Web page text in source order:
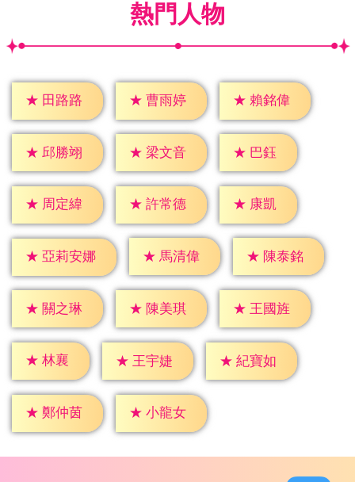
熱門人物
★ 田路路 ★ 曹雨婷 ★ 賴銘偉
★ 邱勝翊 ★ 梁文音 ★ 巴鈺
★ 周定緯 ★ 許常德 ★ 康凱
★ 亞莉安娜 ★ 馬清偉 ★ 陳泰銘
★ 關之琳 ★ 陳美琪 ★ 王國旌
★ 林襄 ★ 王宇婕 ★ 紀寶如
★ 鄭仲茵 ★ 小龍女